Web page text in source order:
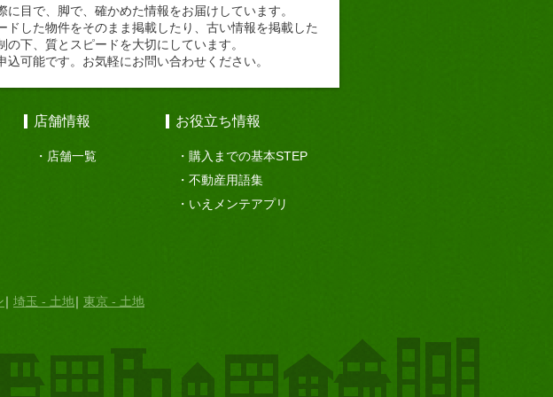
目で、脚で、確かめた情報をお届けしています。
した物件をそのまま掲載したり、古い情報を掲載した
下、質とスピードを大切にしています。
可能です。お気軽にお問い合わせください。
店舗情報
店舗一覧
お役立ち情報
購入までの基本STEP
不動産用語集
いえメンテアプリ
埼玉 - 土地 東京 - 土地